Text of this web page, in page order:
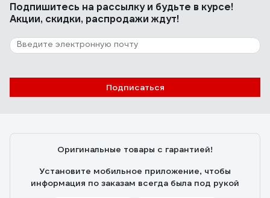
Подпишитесь на рассылкуи будьте в курсе!
Акции, скидки, распродажи ждут!
Подписаться
Оригинальные товары с гарантией!
Установите мобильное приложение, чтобы
информация по заказам всегда была под рукой